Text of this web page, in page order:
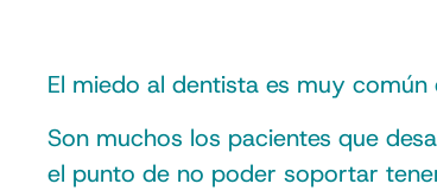
El miedo al dentista es muy
Son muchos los pacientes que
el punto de no poder soportar